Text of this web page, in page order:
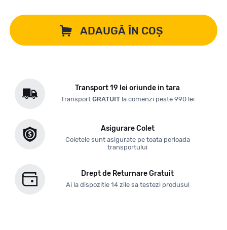
ADAUGĂ ÎN COȘ
Transport 19 lei oriunde in tara
Transport GRATUITla comenzi peste 990 lei
Asigurare Colet
Coletele sunt asigurate pe toata perioada
transportului
Drept de Returnare Gratuit
Ai la dispozitie 14 zile sa testezi produsul